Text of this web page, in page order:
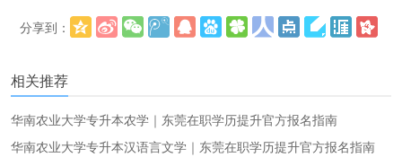
分享到：
相关推荐
华南农业大学专升本农学｜东莞在职学历提升官方报名指南
华南农业大学专升本汉语言文学｜东莞在职学历提升官方报名指南